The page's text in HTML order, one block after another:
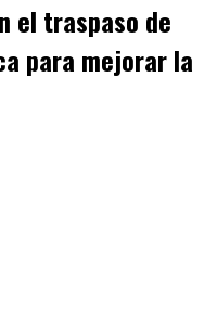
el traspaso de
para mejorar la